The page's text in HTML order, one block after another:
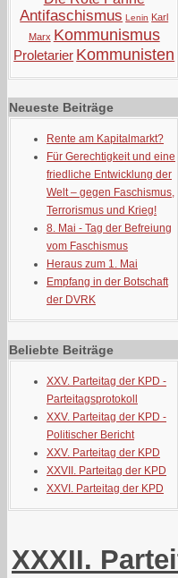
Antifaschismus Lenin Karl
Marx Kommunismus
Proletarier Kommunisten
Neueste Beiträge
Rente am Kapitalmarkt?
Für Gerechtigkeit und eine
friedliche Entwicklung der
Welt – gegen Faschismus,
Terrorismus und Krieg!
8. Mai - Tag der Befreiung
vom Faschismus
Heraus zum 1. Mai
Empfang in der Botschaft
der DVRK
Beliebte Beiträge
XXV. Parteitag der KPD -
Parteitagsprotokoll
XXV. Parteitag der KPD -
Politischer Bericht
XXV. Parteitag der KPD
XXVII. Parteitag der KPD
XXVI. Parteitag der KPD
XXXII.